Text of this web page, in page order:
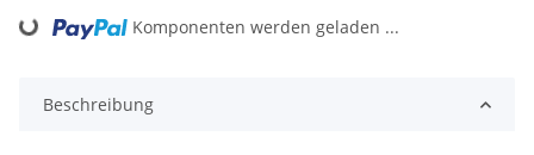
Loading... Komponenten werden geladen ...
Beschreibung